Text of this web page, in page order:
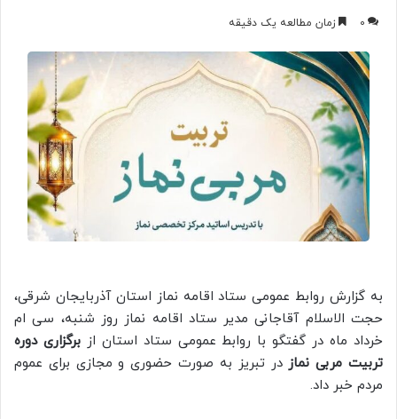
0 زمان مطالعه یک دقیقه
به گزارش روابط عمومی ستاد اقامه نماز استان آذربایجان شرقی،‌
حجت الاسلام آقاجانی مدیر ستاد اقامه نماز روز شنبه، سی ام
خرداد ماه در گفتگو با روابط عمومی ستاد استان ازبرگزاری دوره
تربیت مربی نماز در تبریز به صورت حضوری و مجازی برای عموم
مردم خبر داد.